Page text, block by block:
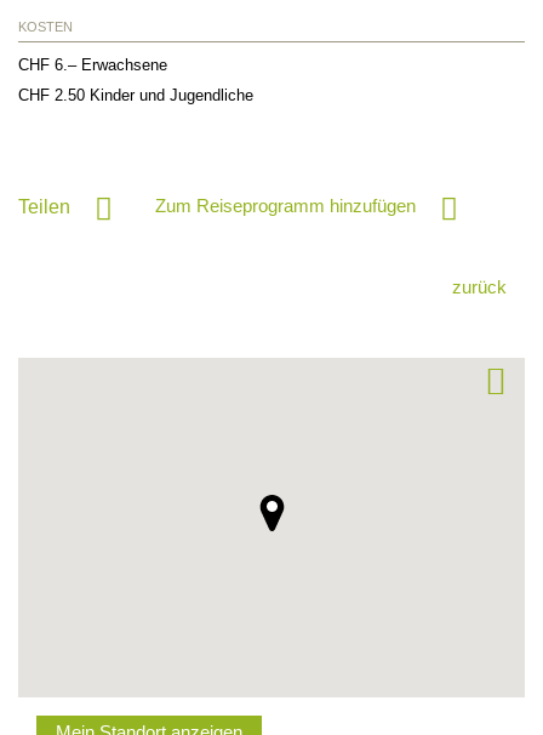
KOSTEN
CHF 6.– Erwachsene
CHF 2.50 Kinder und Jugendliche
Teilen Zum Reiseprogramm hinzufügen
zurück